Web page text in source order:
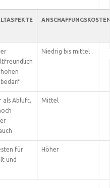
ANSCHAFFUNGSKOSTEN
Niedrig bis mittel
als Abluft,
Mittel
für
und
Höher